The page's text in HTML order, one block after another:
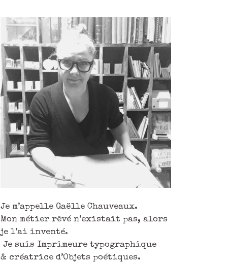
Je m’appelle Gaëlle Chauveaux.
Mon métier rêvé n’existait pas, alors
je l’ai inventé.
Je suis Imprimeure typographique
& créatrice d’Objets poétiques.